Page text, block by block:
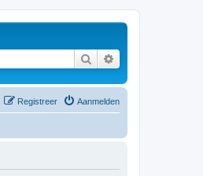
Zoek
Aanmelden
Registreer